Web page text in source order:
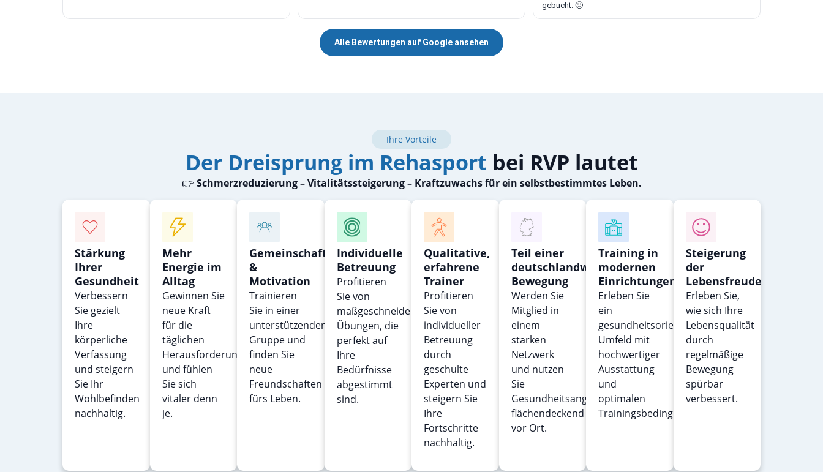
gebucht. 🙂
Alle Bewertungen auf Google ansehen
Ihre Vorteile
Der Dreisprung im Rehasport bei RVP lautet
👉 Schmerzreduzierung – Vitalitätssteigerung – Kraftzuwachs für ein selbstbestimmtes Leben.
Stärkung
Ihrer
Gesundheit
Verbessern
Sie gezielt
Ihre
körperliche
Verfassung
und steigern
Sie Ihr
Wohlbefinden
nachhaltig.
Mehr
Energie im
Alltag
Gewinnen Sie
neue Kraft
für die
täglichen
Herausforderungen
und fühlen
Sie sich
vitaler denn
je.
Gemeinschaft
&
Motivation
Trainieren
Sie in einer
unterstützenden
Gruppe und
finden Sie
neue
Freundschaften
fürs Leben.
Individuelle
Betreuung
Profitieren
Sie von
maßgeschneiderten
Übungen, die
perfekt auf
Ihre
Bedürfnisse
abgestimmt
sind.
Qualitative,
erfahrene
Trainer
Profitieren
Sie von
individueller
Betreuung
durch
geschulte
Experten und
steigern Sie
Ihre
Fortschritte
nachhaltig.
Teil einer
deutschlandweiten
Bewegung
Werden Sie
Mitglied in
einem
starken
Netzwerk
und nutzen
Sie
Gesundheitsangebote
flächendeckend
vor Ort.
Training in
modernen
Einrichtungen
Erleben Sie
ein
gesundheitsorientiertes
Umfeld mit
hochwertiger
Ausstattung
und
optimalen
Trainingsbedingungen.
Steigerung
der
Lebensfreude
Erleben Sie,
wie sich Ihre
Lebensqualität
durch
regelmäßige
Bewegung
spürbar
verbessert.